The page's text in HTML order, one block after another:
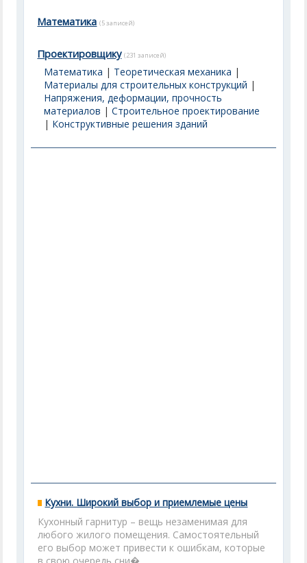
Математика (5 записей)
Проектировщику (231 записей)
Математика | Теоретическая механика |
Материалы для строительных конструкций |
Напряжения, деформации, прочность
материалов |Строительное проектирование
| Конструктивные решения зданий
Кухни. Широкий выбор и приемлемые цены
Кухонный гарнитур – вещь незаменимая для
любого жилого помещения. Самостоятельный
его выбор может привести к ошибкам, которые